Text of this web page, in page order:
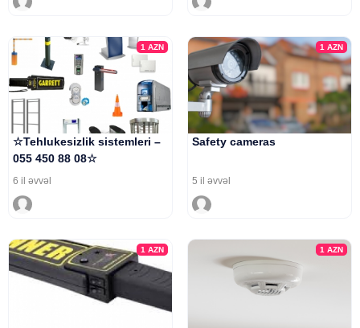
1AZN
☆Tehlukesizlik sistemleri –
055 450 88 08☆
6 il əvvəl
1 AZN
Safety cameras
5 il əvvəl
1AZN 1 AZN